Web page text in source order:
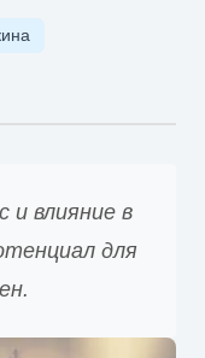
и влияние в
для